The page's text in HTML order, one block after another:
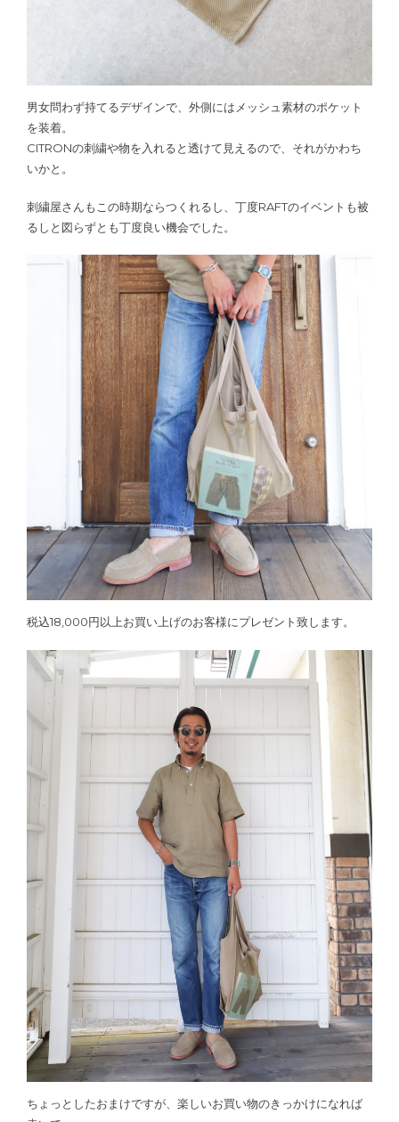
男女問わず持てるデザインで、外側にはメッシュ素材のポケット
を装着。
CITRONの刺繍や物を入れると透けて見えるので、それがかわち
いかと。
刺繍屋さんもこの時期ならつくれるし、丁度RAFTのイベントも被
るしと図らずとも丁度良い機会でした。
税込18,000円以上お買い上げのお客様にプレゼント致します。
ちょっとしたおまけですが、楽しいお買い物のきっかけになれば